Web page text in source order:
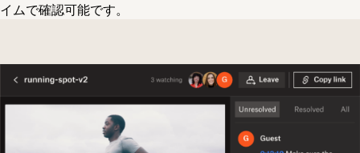
イムで確認可能です。